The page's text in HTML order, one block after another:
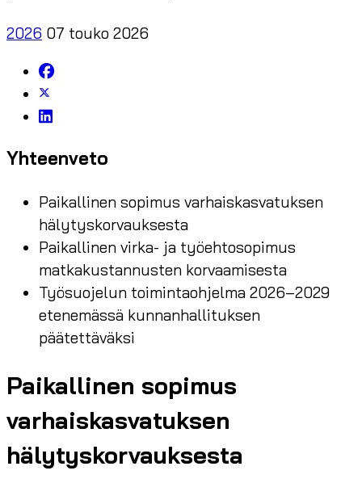
2026 07 touko 2026
Yhteenveto
Paikallinen sopimus varhaiskasvatuksen
hälytyskorvauksesta
Paikallinen virka- ja työehtosopimus
matkakustannusten korvaamisesta
Työsuojelun toimintaohjelma 2026–2029
etenemässä kunnanhallituksen
päätettäväksi
Paikallinen sopimus
varhaiskasvatuksen
hälytyskorvauksesta